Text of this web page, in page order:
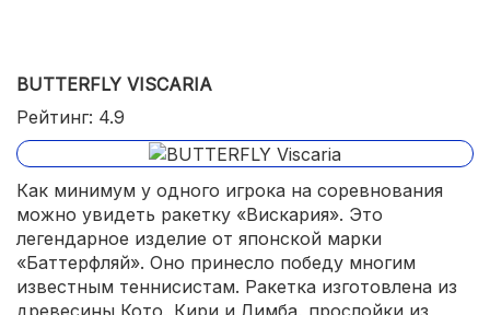
BUTTERFLY VISCARIA
Рейтинг: 4.9
Как минимум у одного игрока на соревнования
можно увидеть ракетку «Вискария». Это
легендарное изделие от японской марки
«Баттерфляй». Оно принесло победу многим
известным теннисистам. Ракетка изготовлена из